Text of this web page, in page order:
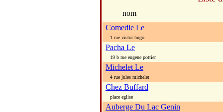
nom
Comedie Le
1 rue victor hugo
Pacha Le
19 b rue eugene pottier
Michelet Le
4 rue jules michelet
Chez Buffard
place eglise
Auberge Du Lac Genin